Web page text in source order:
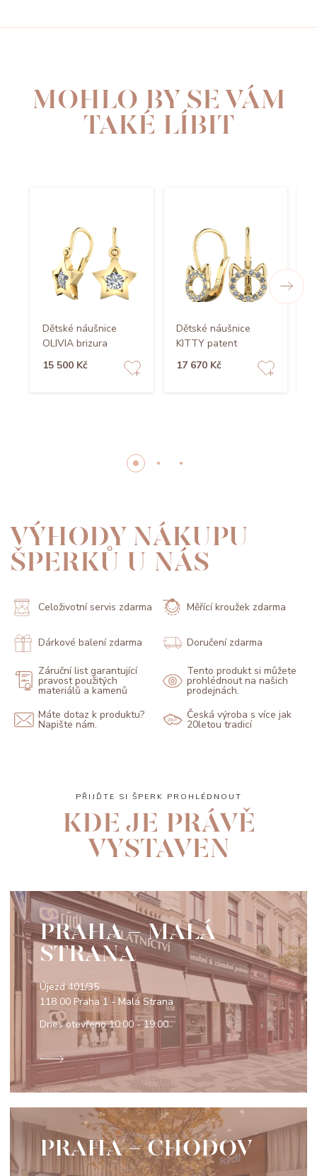
MOHLO BY SE VÁM
TAKÉ LÍBIT
Dětské náušnice
OLIVIA brizura
15 500 Kč
Dětské náušnice
KITTY patent
17 670 Kč
VÝHODY NÁKUPU
ŠPERKŮ U NÁS
Celoživotní servis zdarma Měřící kroužek zdarma
Dárkové balení zdarma Doručení zdarma
Záruční list garantující
pravost použitých
materiálů a kamenů
Tento produkt si můžete
prohlédnout na našich
prodejnách.
Máte dotaz k produktu?
Napište nám.
Česká výroba s více jak
20letou tradicí
PŘIJĎTE SI ŠPERK PROHLÉDNOUT
KDE JE PRÁVĚ
VYSTAVEN
PRAHA - MALÁ
STRANA
Újezd 401/35
118 00 Praha 1 - Malá Strana
Dnes otevřeno10:00 - 19:00
PRAHA - CHODOV